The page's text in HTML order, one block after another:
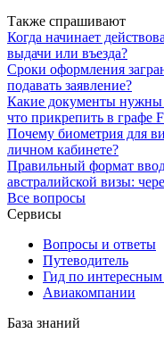
Также спрашивают
Когда начинает
выдачи или въезда?
Сроки оформления
подавать заявление?
Какие документы нужны
что прикрепить в графе
Почему биометрия для
личном кабинете?
Правильный формат
австралийской визы:
Все вопросы
Сервисы
Вопросы и ответы
Путеводитель
Гид по
Авиакомпании
База знаний